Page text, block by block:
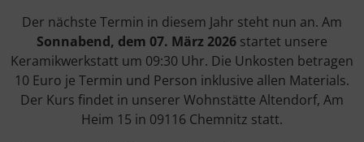
Der nächste Termin in diesem Jahr steht nun an. Am
Sonnabend, dem 07. März 2026 startet unsere
Keramikwerkstatt um 09:30 Uhr. Die Unkosten betragen
10 Euro je Termin und Person inklusive allen Materials.
Der Kurs findet in unserer Wohnstätte Altendorf, Am
Heim 15 in 09116 Chemnitz statt.